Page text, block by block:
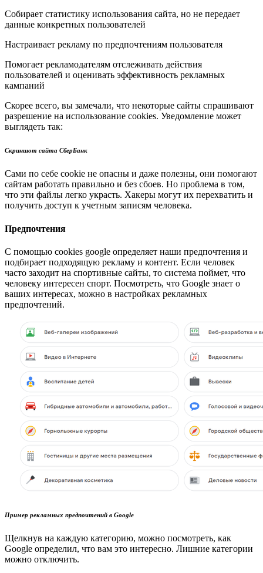
Собирает статистику использования сайта, но не передает
данные конкретных пользователей
Настраивает рекламу по предпочтениям пользователя
Помогает рекламодателям отслеживать действия
пользователей и оценивать эффективность рекламных
кампаний
Скорее всего, вы замечали, что некоторые сайты спрашивают
разрешение на использование cookies. Уведомление может
выглядеть так:
Скриншот сайта СберБанк
Сами по себе cookie не опасны и даже полезны, они помогают
сайтам работать правильно и без сбоев. Но проблема в том,
что эти файлы легко украсть. Хакеры могут их перехватить и
получить доступ к учетным записям человека.
Предпочтения
С помощью cookies google определяет наши предпочтения и
подбирает подходящую рекламу и контент. Если человек
часто заходит на спортивные сайты, то система поймет, что
человеку интересен спорт. Посмотреть, что Google знает о
ваших интересах, можно в настройках рекламных
предпочтений.
Пример рекламных предпочтений в Google
Щелкнув на каждую категорию, можно посмотреть, как
Google определил, что вам это интересно. Лишние категории
можно отключить.